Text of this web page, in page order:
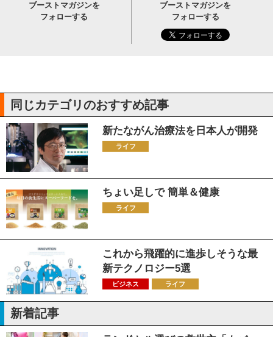
ブーストマガジンを
フォローする
ブーストマガジンを
フォローする
同じカテゴリのおすすめ記事
新たながん治療法を日本人が開発
ライフ
ちょい足しで 簡単＆健康
ライフ
これから飛躍的に進歩しそうな最
新テクノロジー5選
ビジネス ライフ
新着記事